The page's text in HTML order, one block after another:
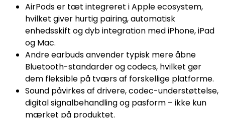
AirPods er tæt integreret i Apple ecosystem,
hvilket giver hurtig pairing, automatisk
enhedsskift og dyb integration med iPhone, iPad
og Mac.
Andre earbuds anvender typisk mere åbne
Bluetooth-standarder og codecs, hvilket gør
dem fleksible på tværs af forskellige platforme.
Sound påvirkes af drivere, codec-understøttelse,
digital signalbehandling og pasform – ikke kun
mærket på produktet.